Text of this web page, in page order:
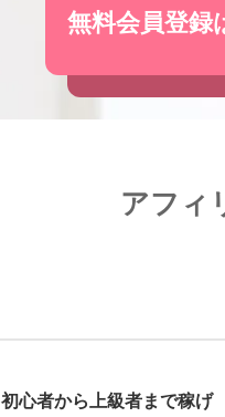
無料会員登録
アフィ
初心者から上級者まで稼げ